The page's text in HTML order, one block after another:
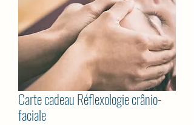
Carte cadeau Réflexologie crânio-
faciale